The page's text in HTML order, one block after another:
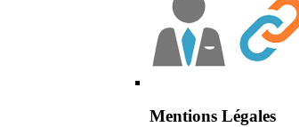
Mentions Légales